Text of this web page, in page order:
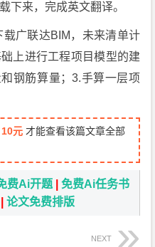
下来，完成英文翻译。
广联达BIM，未来清单计
上进行工程项目模型的建
钢筋算量；3.手算一层项
10元 才能查看该篇文章全部
费Ai开题 |免费Ai任务书
|论文免费排版
NEXT